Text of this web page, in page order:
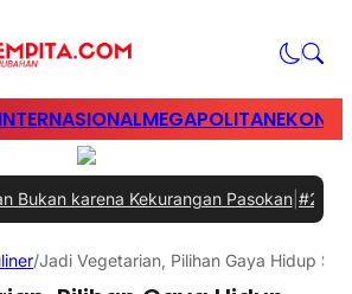
INTERNASIONALMEGAPOLITAN
karena Kekurangan Pasokan|#2 -
/Jadi Vegetarian, Pilihan Gaya Hidup